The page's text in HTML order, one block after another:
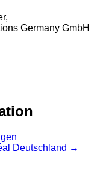
Germany GmbH
Deutschland →